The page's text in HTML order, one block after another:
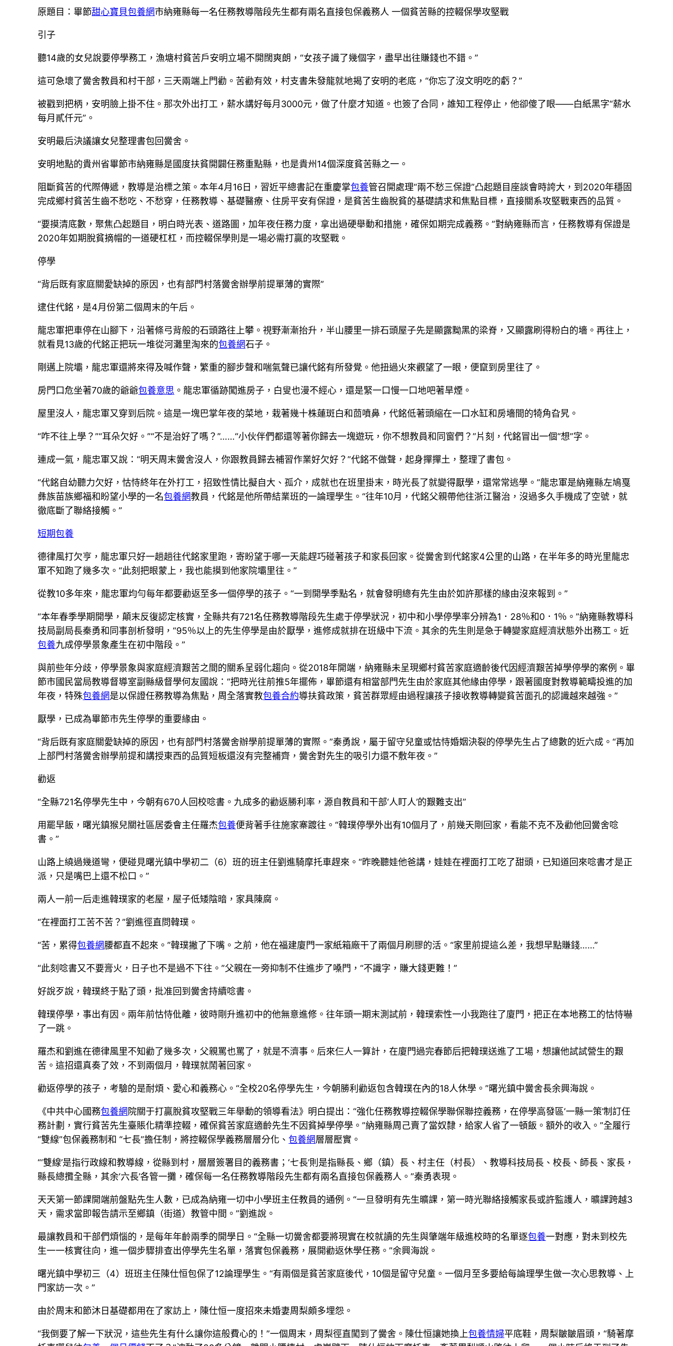
原題目：畢節甜心寶貝包養網市納雍縣每一名任務教導階段先生都有兩名直接包保義務人 一個貧苦縣的控輟保學攻堅戰
引子
聽14歲的女兒說要停學務工，漁塘村貧苦戶安明立場不開闊爽朗，“女孩子識了幾個字，盡早出往賺錢也不錯。”
這可急壞了黌舍教員和村干部，三天兩端上門勸。苦勸有效，村支書朱發龍就地揭了安明的老底，“你忘了沒文明吃的虧？”
被戳到把柄，安明臉上掛不住。那次外出打工，薪水講好每月3000元，做了什麼才知道。也簽了合同，誰知工程停止，他卻傻了眼——白紙黑字“薪水
每月貳仟元”。
安明最后決議讓女兒整理書包回黌舍。
安明地點的貴州省畢節市納雍縣是國度扶貧開闢任務重點縣，也是貴州14個深度貧苦縣之一。
阻斷貧苦的代際傳遞，教導是治標之策。本年4月16日，習近平總書記在重慶掌包養管召開處理“兩不愁三保證”凸起題目座談會時誇大，到2020年穩固
完成鄉村貧苦生齒不愁吃、不愁穿，任務教導、基礎醫療、住房平安有保證，是貧苦生齒脫貧的基礎請求和焦點目標，直接關系攻堅戰東西的品質。
“要摸清底數，聚焦凸起題目，明白時光表、道路圖，加年夜任務力度，拿出過硬舉動和措施，確保如期完成義務。”對納雍縣而言，任務教導有保證是
2020年如期脫貧摘帽的一道硬杠杠，而控輟保學則是一場必需打贏的攻堅戰。
停學
“背后既有家庭關愛缺掉的原因，也有部門村落黌舍辦學前提單薄的實際”
逮住代銘，是4月份第二個周末的午后。
龍忠軍把車停在山腳下，沿著條弓背般的石頭路往上攀。視野漸漸抬升，半山腰里一排石頭屋子先是顯露黝黑的梁脊，又顯露刷得粉白的墻。再往上，
就看見13歲的代銘正把玩一堆從河灘里淘來的包養網石子。
剛邁上院壩，龍忠軍還將來得及喊作聲，繁重的腳步聲和喘氣聲已讓代銘有所發覺。他扭過火來觀望了一眼，便竄到房里往了。
房門口危坐著70歲的爺爺包養意思 。龍忠軍循跡闖進房子，白叟也漫不經心，還是緊一口慢一口地吧著旱煙。
屋里沒人，龍忠軍又穿到后院。這是一塊巴掌年夜的菜地，栽著幾十株蓮斑白和茴噴鼻，代銘低著頭縮在一口水缸和房墻間的犄角旮旯。
“咋不往上學？”“耳朵欠好。”“不是治好了嗎？”……“小伙伴們都還等著你歸去一塊遊玩，你不想教員和同窗們？”片刻，代銘冒出一個“想”字。
連成一氣，龍忠軍又說：“明天周末黌舍沒人，你跟教員歸去補習作業好欠好？”代銘不做聲，起身撣撣土，整理了書包。
“代銘自幼聽力欠好，怙恃終年在外打工，招致性情比擬自大、孤介，成就也在班里掛末，時光長了就變得厭學，還常常逃學。”龍忠軍是納雍縣左鳩戛
彝族苗族鄉福和盼望小學的一名包養網教員，代銘是他所帶結業班的一論理學生。“往年10月，代銘父親帶他往浙江醫治，沒過多久手機成了空號，就
徹底斷了聯絡接觸。”
短期包養
德律風打欠亨，龍忠軍只好一趟趟往代銘家里跑，寄盼望于哪一天能趕巧碰著孩子和家長回家。從黌舍到代銘家4公里的山路，在半年多的時光里龍忠
軍不知跑了幾多次。“此刻把眼蒙上，我也能摸到他家院壩里往。”
從教10多年來，龍忠軍均勻每年都要勸返至多一個停學的孩子。“一到開學季點名，就會發明總有先生由於如許那樣的緣由沒來報到。”
“本年春季學期開學，顛末反復認定核實，全縣共有721名任務教導階段先生處于停學狀況，初中和小學停學率分辨為1．28％和0．1％。”納雍縣教導科
技局副局長秦勇和同事剖析發明，“95％以上的先生停學是由於厭學，進修成就排在班級中下流。其余的先生則是急于轉變家庭經濟狀態外出務工。近
包養九成停學景象產生在初中階段。”
與前些年分歧，停學景象與家庭經濟艱苦之間的關系呈弱化趨向。從2018年開端，納雍縣未呈現鄉村貧苦家庭適齡後代因經濟艱苦掉學停學的案例。畢
節市國民當局教導督導室副縣級督學何友國說：“把時光往前推5年擺佈，畢節還有相當部門先生由於家庭其他緣由停學，跟著國度對教導範疇投進的加
年夜，特殊包養網是以保證任務教導為焦點，周全落實教包養合約導扶貧政策，貧苦群眾經由過程讓孩子接收教導轉變貧苦面孔的認識越來越強。”
厭學，已成為畢節市先生停學的重要緣由。
“背后既有家庭關愛缺掉的原因，也有部門村落黌舍辦學前提單薄的實際。”秦勇說，屬于留守兒童或怙恃婚姻決裂的停學先生占了總數的近六成。“再加
上部門村落黌舍辦學前提和講授東西的品質短板還沒有完整補齊，黌舍對先生的吸引力還不敷年夜。”
勸返
“全縣721名停學先生中，今朝有670人回校唸書。九成多的勸返勝利率，源自教員和干部‘人盯人’的艱難支出”
用罷早飯，曙光鎮猴兒關社區居委會主任羅杰包養便背著手往施家寨踱往。“韓璞停學外出有10個月了，前幾天剛回家，看能不克不及勸他回黌舍唸
書。”
山路上繞過幾道彎，便碰見曙光鎮中學初二（6）班的班主任劉進騎摩托車趕來。“昨晚聽娃他爸講，娃娃在裡面打工吃了甜頭，已知道回來唸書才是正
派，只是嘴巴上還不松口。”
兩人一前一后走進韓璞家的老屋，屋子低矮陰暗，家具陳腐。
“在裡面打工苦不苦？”劉進徑直問韓璞。
“苦，累得包養網腰都直不起來。”韓璞撇了下嘴。之前，他在福建廈門一家紙箱廠干了兩個月刷膠的活。“家里前提這么差，我想早點賺錢……”
“此刻唸書又不要膏火，日子也不是過不下往。”父親在一旁抑制不住進步了嗓門，“不識字，賺大錢更難！”
好說歹說，韓璞終于點了頭，批准回到黌舍持續唸書。
韓璞停學，事出有因。兩年前怙恃仳離，彼時剛升進初中的他無意進修。往年頭一期末測試前，韓璞索性一小我跑往了廈門，把正在本地務工的怙恃嚇
了一跳。
羅杰和劉進在德律風里不知勸了幾多次，父親罵也罵了，就是不濟事。后來仨人一算計，在廈門過完春節后把韓璞送進了工場，想讓他試試營生的艱
苦。這招還真奏了效，不到兩個月，韓璞就鬧著回家。
勸返停學的孩子，考驗的是耐煩、愛心和義務心。“全校20名停學先生，今朝勝利勸返包含韓璞在內的18人休學。”曙光鎮中黌舍長余興海說。
《中共中心國務包養網 院關于打贏脫貧攻堅戰三年舉動的領導看法》明白提出：“強化任務教導控輟保學聯保聯控義務，在停學高發區‘一縣一策’制訂任
務計劃，實行貧苦先生臺賬化精準控輟，確保貧苦家庭適齡先生不因貧掉學停學。”納雍縣周己賣了當奴隸，給家人省了一頓飯。額外的收入。”全履行
“雙線”包保義務制和 “七長”擔任制，將控輟保學義務層層分化、包養網層層壓實。
“‘雙線’是指行政線和教導線，從縣到村，層層簽署目的義務書；‘七長’則是指縣長、鄉（鎮）長、村主任（村長）、教導科技局長、校長、師長、家長，
縣長總攬全縣，其余‘六長’各管一攤，確保每一名任務教導階段先生都有兩名直接包保義務人。”秦勇表現。
天天第一節課開端前盤點先生人數，已成為納雍一切中小學班主任教員的通例。“一旦發明有先生曠課，第一時光聯絡接觸家長或許監護人，曠課跨越3
天，需求當即報告請示至鄉鎮（街道）教管中間。”劉進說。
最讓教員和干部們煩惱的，是每年年齡兩季的開學日。“全縣一切黌舍都要將現實在校就讀的先生與肇端年級進校時的名單逐包養一對應，對未到校先
生一一核實往向，進一個步驟排查出停學先生名單，落實包保義務，展開勸返休學任務。”余興海說。
曙光鎮中學初三（4）班班主任陳仕恒包保了12論理學生。“有兩個是貧苦家庭後代，10個是留守兒童。一個月至多要給每論理學生做一次心思教導、上
門家訪一次。”
由於周末和節沐日基礎都用在了家訪上，陳仕恒一度招來未婚妻周梨頗多埋怨。
“我倒要了解一下狀況，這些先生有什么讓你這般費心的！”一個周末，周梨徑直闖到了黌舍。陳仕恒讓她換上包養情婦平底鞋，周梨皺皺眉頭，“騎著摩